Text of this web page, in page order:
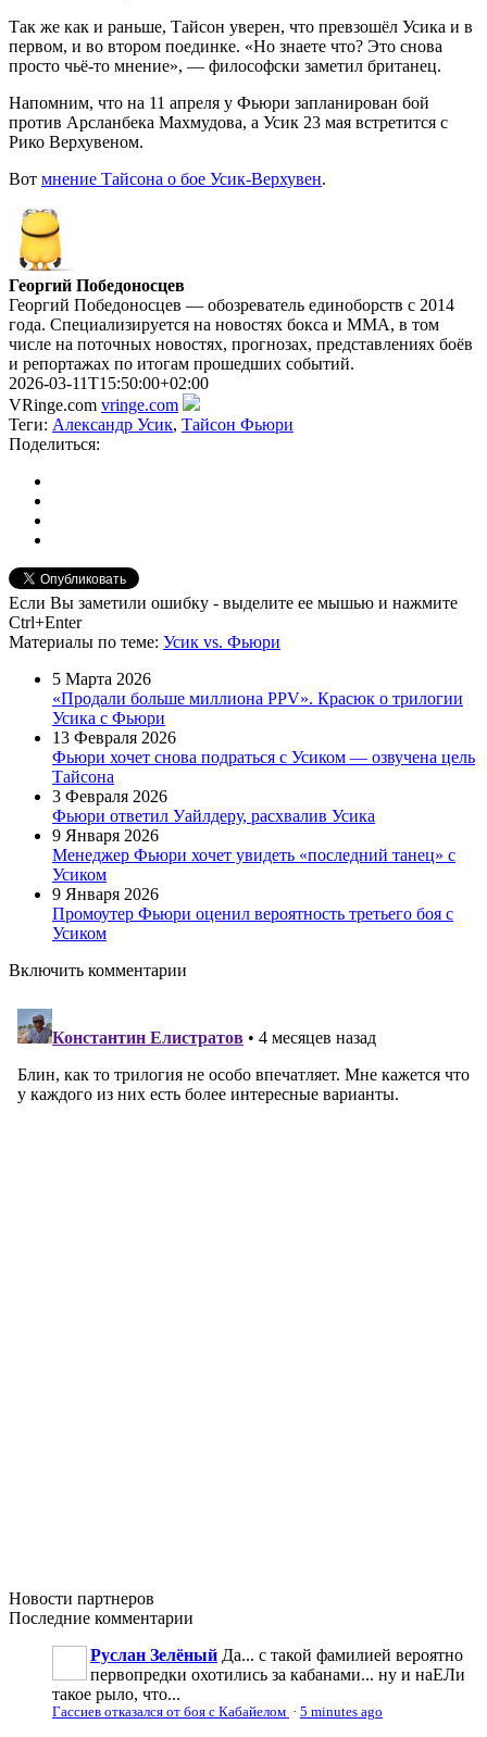
Так же как и раньше, Тайсон уверен, что превзошёл Усика и в
первом, и во втором поединке. «Но знаете что? Это снова
просто чьё-то мнение», — философски заметил британец.
Напомним, что на 11 апреля у Фьюри запланирован бой
против Арсланбека Махмудова, а Усик 23 мая встретится с
Рико Верхувеном.
Вот мнение Тайсона о бое Усик-Верхувен.
Георгий Победоносцев
Георгий Победоносцев — обозреватель единоборств с 2014
года. Специализируется на новостях бокса и ММА, в том
числе на поточных новостях, прогнозах, представлениях боёв
и репортажах по итогам прошедших событий.
2026-03-11T15:50:00+02:00
VRinge.com vringe.com
Теги: Александр Усик, Тайсон Фьюри
Поделиться:
Если Вы заметили ошибку - выделите ее мышью и нажмите
Ctrl+Enter
Материалы по теме: Усик vs. Фьюри
5 Марта 2026
«Продали больше миллиона PPV». Красюк о трилогии
Усика с Фьюри
13 Февраля 2026
Фьюри хочет снова подраться с Усиком — озвучена цель
Тайсона
3 Февраля 2026
Фьюри ответил Уайлдеру, расхвалив Усика
9 Января 2026
Менеджер Фьюри хочет увидеть «последний танец» с
Усиком
9 Января 2026
Промоутер Фьюри оценил вероятность третьего боя с
Усиком
Включить комментарии
Новости партнеров
Последние комментарии
Руслан Зелёный Да... с такой фамилией вероятно
первопредки охотились за кабанами... ну и наЕЛи
такое рыло, что...
Гассиев отказался от боя с Кабайелом · 5 minutes ago